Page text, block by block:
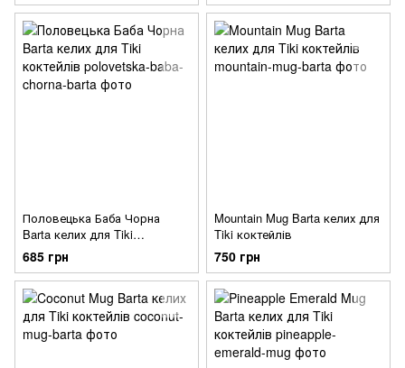
Половецька Баба Чорна
Barta келих для Tiki
коктейлів
685 грн
Mountain Mug Barta келих для
Tiki коктейлів
750 грн